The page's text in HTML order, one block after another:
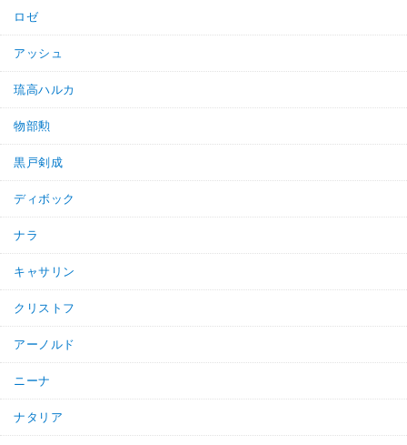
ロゼ
アッシュ
琉高ハルカ
物部勲
黒戸剣成
ディボック
ナラ
キャサリン
クリストフ
アーノルド
ニーナ
ナタリア